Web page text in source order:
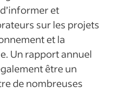
et
sur les projets
et la
Un rapport annuel
être un
de nombreuses